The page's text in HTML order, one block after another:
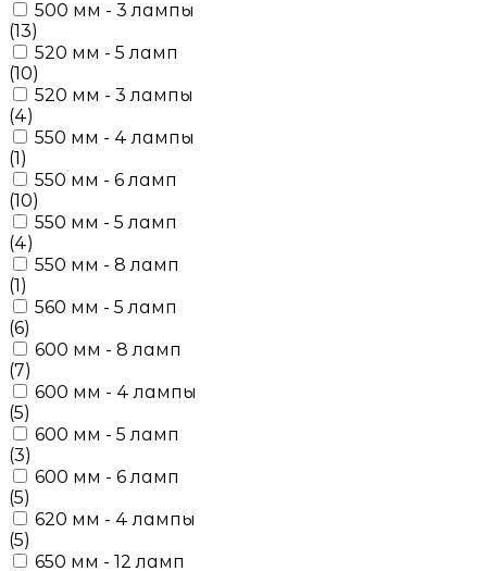
500 мм - 3 лампы
(13)
520 мм - 5 ламп
(10)
520 мм - 3 лампы
(4)
550 мм - 4 лампы
(1)
550 мм - 6 ламп
(10)
550 мм - 5 ламп
(4)
550 мм - 8 ламп
(1)
560 мм - 5 ламп
(6)
600 мм - 8 ламп
(7)
600 мм - 4 лампы
(5)
600 мм - 5 ламп
(3)
600 мм - 6 ламп
(5)
620 мм - 4 лампы
(5)
650 мм - 12 ламп